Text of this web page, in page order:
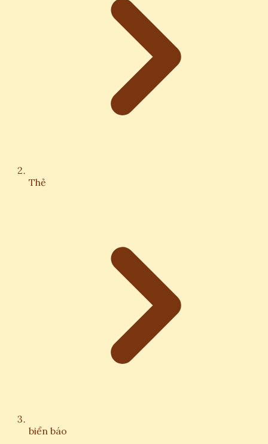
Thẻ
biển báo